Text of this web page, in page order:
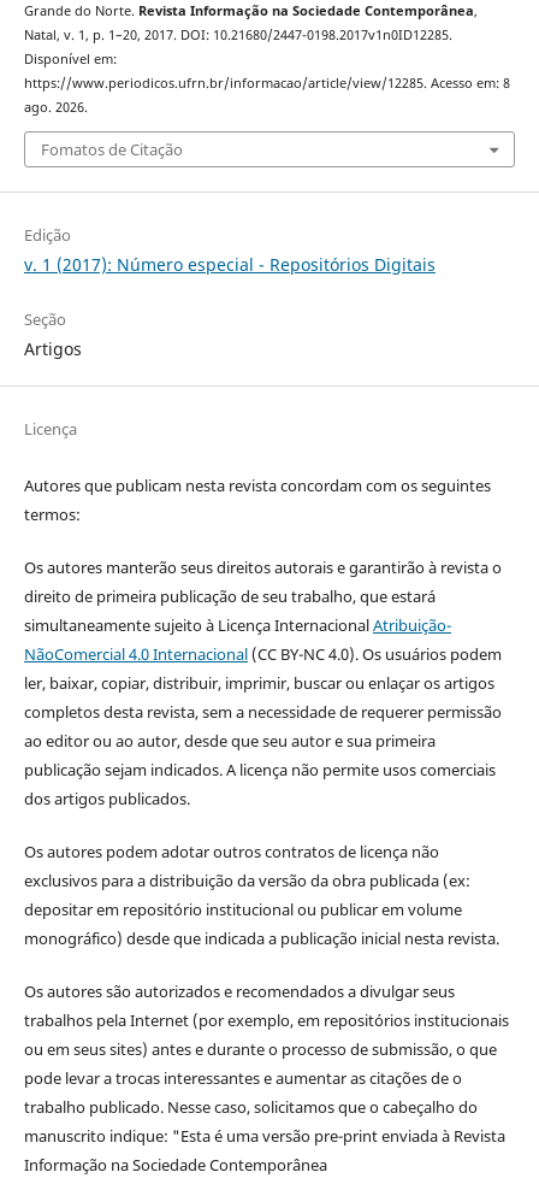
Grande do Norte. Revista Informação na Sociedade Contemporânea,
Natal, v. 1, p. 1–20, 2017. DOI: 10.21680/2447-0198.2017v1n0ID12285.
Disponível em:
https://www.periodicos.ufrn.br/informacao/article/view/12285. Acesso em: 8
ago. 2026.
Fomatos de Citação
Edição
v. 1 (2017): Número especial - Repositórios Digitais
Seção
Artigos
Licença
Autores que publicam nesta revista concordam com os seguintes
termos:
Os autores manterão seus direitos autorais e garantirão à revista o
direito de primeira publicação de seu trabalho, que estará
simultaneamente sujeito à Licença InternacionalAtribuição-
NãoComercial 4.0 Internacional(CC BY-NC 4.0). Os usuários podem
ler, baixar, copiar, distribuir, imprimir, buscar ou enlaçar os artigos
completos desta revista, sem a necessidade de requerer permissão
ao editor ou ao autor, desde que seu autor e sua primeira
publicação sejam indicados. A licença não permite usos comerciais
dos artigos publicados.
Os autores podem adotar outros contratos de licença não
exclusivos para a distribuição da versão da obra publicada (ex:
depositar em repositório institucional ou publicar em volume
monográfico) desde que indicada a publicação inicial nesta revista.
Os autores são autorizados e recomendados a divulgar seus
trabalhos pela Internet (por exemplo, em repositórios institucionais
ou em seus sites) antes e durante o processo de submissão, o que
pode levar a trocas interessantes e aumentar as citações de o
trabalho publicado. Nesse caso, solicitamos que o cabeçalho do
manuscrito indique: "Esta é uma versão pre-print enviada à Revista
Informação na Sociedade Contemporânea